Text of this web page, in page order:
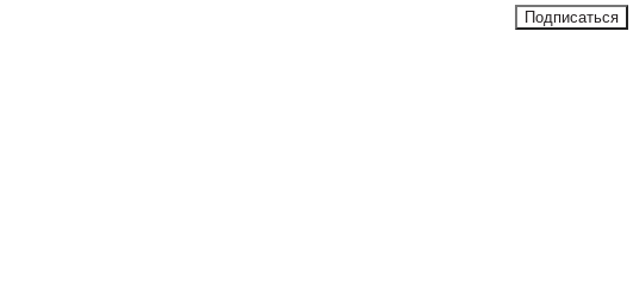
Подписаться